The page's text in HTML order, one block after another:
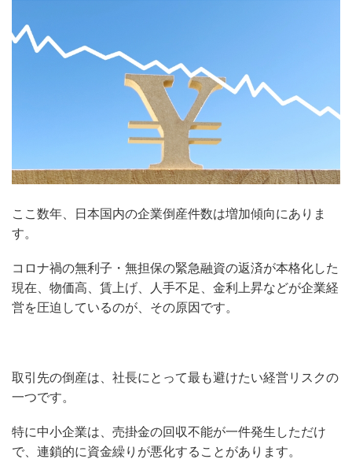
ここ数年、日本国内の企業倒産件数は増加傾向にありま
す。
コロナ禍の無利子・無担保の緊急融資の返済が本格化した
現在、物価高、賃上げ、人手不足、金利上昇などが企業経
営を圧迫しているのが、その原因です。
取引先の倒産は、社長にとって最も避けたい経営リスクの
一つです。
特に中小企業は、売掛金の回収不能が一件発生しただけ
で、連鎖的に資金繰りが悪化することがあります。